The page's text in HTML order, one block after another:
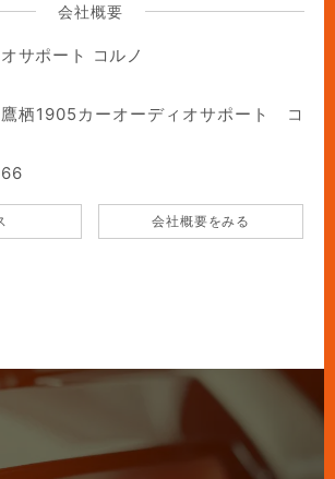
会社概要
サポート コルノ
栖1905カーオーディオサポート コ
会社概要をみる